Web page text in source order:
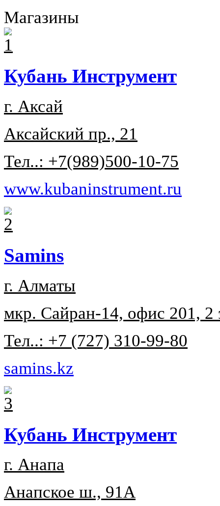
Магазины
Кубань Инструмент
г. Аксай
Аксайский пр., 21
Тел..: +7(989)500-10-75
www.kubaninstrument.ru
Samins
г. Алматы
мкр. Сайран-14, офис 201, 2
Тел..: +7 (727) 310-99-80
samins.kz
Кубань Инструмент
г. Анапа
Анапское ш., 91А